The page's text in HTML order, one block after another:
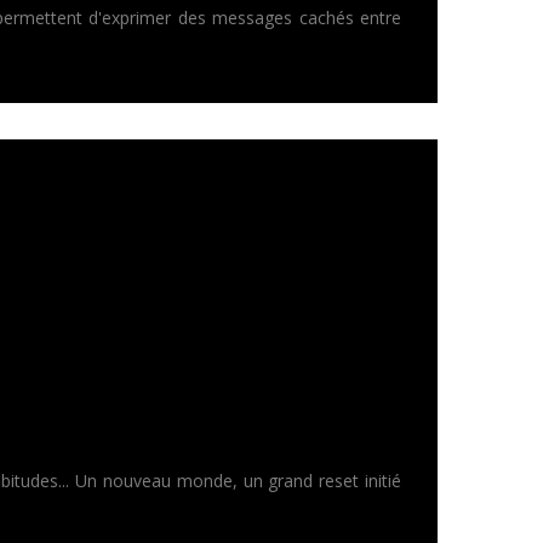
d'exprimer des messages cachés entre
Un nouveau monde, un grand reset initié